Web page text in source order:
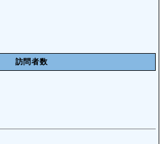
訪問者数